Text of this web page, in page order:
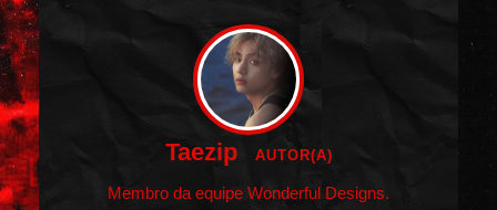
Taezip AUTOR(A)
Membro da equipe Wonderful Designs.